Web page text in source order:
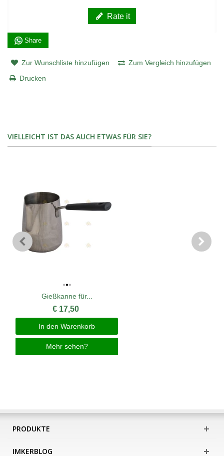
Rate it
Share
Zur Wunschliste hinzufügen
Zum Vergleich hinzufügen
Drucken
VIELLEICHT IST DAS AUCH ETWAS FÜR SIE?
Gießkanne für...
€ 17,50
In den Warenkorb
Mehr sehen?
PRODUKTE
IMKERBLOG